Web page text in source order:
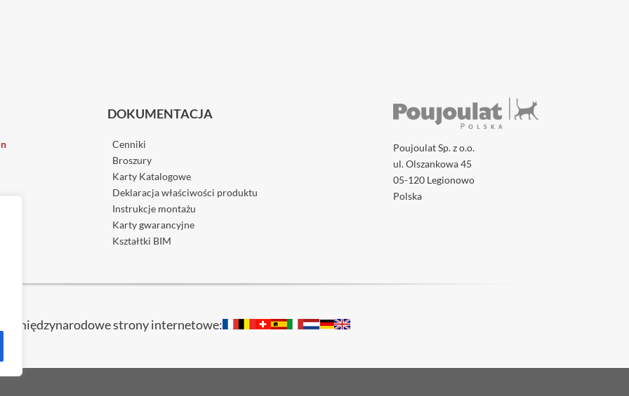
DOKUMENTACJA
Cenniki
Broszury
Karty Katalogowe
Deklaracja właściwości produktu
Instrukcje montażu
Karty gwarancyjne
Kształtki BIM
Poujoulat Sp. z o.o.
ul. Olszankowa 45
05-120 Legionowo
Polska
międzynarodowe strony internetowe: